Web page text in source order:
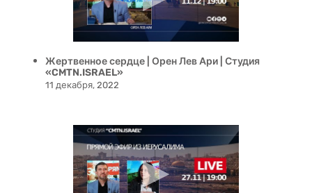
Жертвенное сердце | Орен Лев Ари | Студия
«CMTN.ISRAEL»
11 декабря, 2022